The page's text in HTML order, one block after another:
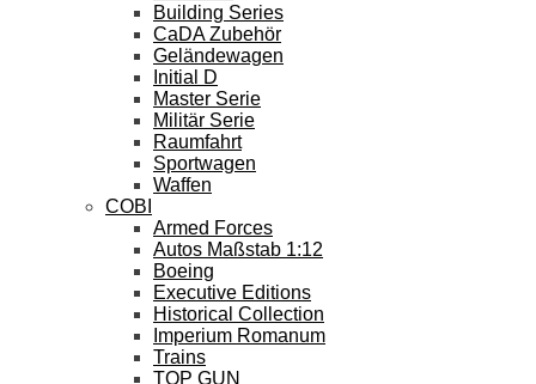
Building Series
CaDA Zubehör
Geländewagen
Initial D
Master Serie
Militär Serie
Raumfahrt
Sportwagen
Waffen
COBI
Armed Forces
Autos Maßstab 1:12
Boeing
Executive Editions
Historical Collection
Imperium Romanum
Trains
TOP GUN